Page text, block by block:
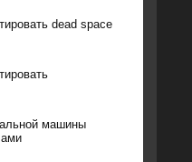
dead space
машины